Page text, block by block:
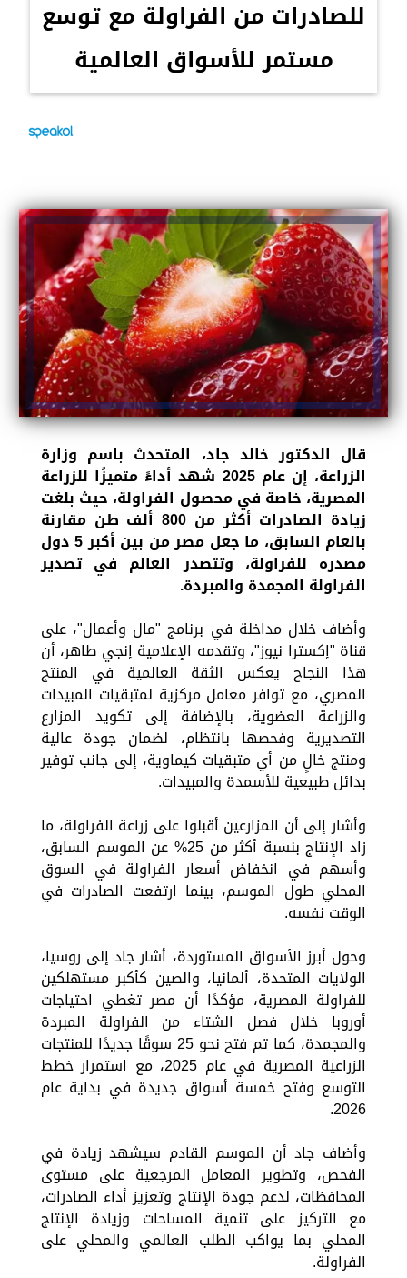
للصادرات من الفراولة مع توسع
مستمر للأسواق العالمية
قال الدكتور خالد جاد، المتحدث باسم وزارة
الزراعة، إن عام 2025 شهد أداءً متميزًا للزراعة
المصرية، خاصة في محصول الفراولة، حيث بلغت
زيادة الصادرات أكثر من 800 ألف طن مقارنة
بالعام السابق، ما جعل مصر من بين أكبر 5 دول
مصدره للفراولة، وتتصدر العالم في تصدير
الفراولة المجمدة والمبردة.
وأضاف خلال مداخلة في برنامج "مال وأعمال"، على
قناة "إكسترا نيوز"، وتقدمه الإعلامية إنجي طاهر، أن
هذا النجاح يعكس الثقة العالمية في المنتج
المصري، مع توافر معامل مركزية لمتبقيات المبيدات
والزراعة العضوية، بالإضافة إلى تكويد المزارع
التصديرية وفحصها بانتظام، لضمان جودة عالية
ومنتج خالٍ من أي متبقيات كيماوية، إلى جانب توفير
بدائل طبيعية للأسمدة والمبيدات.
وأشار إلى أن المزارعين أقبلوا على زراعة الفراولة، ما
زاد الإنتاج بنسبة أكثر من 25% عن الموسم السابق،
وأسهم في انخفاض أسعار الفراولة في السوق
المحلي طول الموسم، بينما ارتفعت الصادرات في
الوقت نفسه.
وحول أبرز الأسواق المستوردة، أشار جاد إلى روسيا،
الولايات المتحدة، ألمانيا، والصين كأكبر مستهلكين
للفراولة المصرية، مؤكدًا أن مصر تغطي احتياجات
أوروبا خلال فصل الشتاء من الفراولة المبردة
والمجمدة، كما تم فتح نحو 25 سوقًا جديدًا للمنتجات
الزراعية المصرية في عام 2025، مع استمرار خطط
التوسع وفتح خمسة أسواق جديدة في بداية عام
2026.
وأضاف جاد أن الموسم القادم سيشهد زيادة في
الفحص، وتطوير المعامل المرجعية على مستوى
المحافظات، لدعم جودة الإنتاج وتعزيز أداء الصادرات،
مع التركيز على تنمية المساحات وزيادة الإنتاج
المحلي بما يواكب الطلب العالمي والمحلي على
الفراولة.